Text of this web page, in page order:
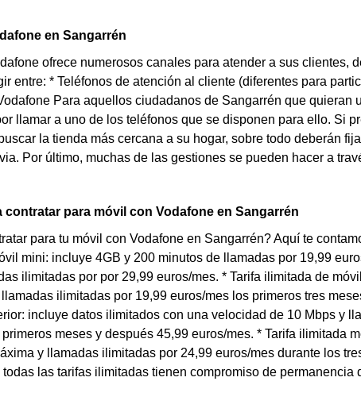
en Sangarrén
ofrece numerosos canales para atender a sus clientes,
entre: * Teléfonos de atención al cliente (diferentes para
Para aquellos ciudadanos de Sangarrén que quieran
llamar a uno de los teléfonos que se disponen para ello. Si
la tienda más cercana a su hogar, sobre todo deberán
Por último, muchas de las gestiones se pueden hacer a
contratar para móvil con Vodafone en Sangarrén
para tu móvil con Vodafone en Sangarrén? Aquí te
mini: incluye 4GB y 200 minutos de llamadas por 19,99
ilimitadas por por 29,99 euros/mes. * Tarifa ilimitada de
ilimitadas por 19,99 euros/mes los primeros tres
incluye datos ilimitados con una velocidad de 10 Mbps y
meses y después 45,99 euros/mes. * Tarifa ilimitada
y llamadas ilimitadas por 24,99 euros/mes durante los
las tarifas ilimitadas tienen compromiso de permanencia